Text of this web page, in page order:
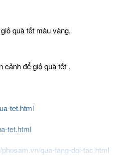
quà tết màu vàng.
cảnh để giỏ quà tết .
tet.html
tet.html
phosam.vn/qua-tang-doi-tac.html